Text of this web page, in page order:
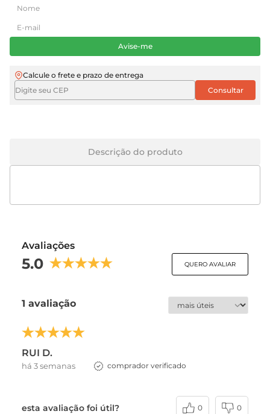
Avise-me
Calcule o frete e prazo de entrega
Descrição do produto
Avaliações
5.0 QUERO AVALIAR
1 avaliação
RUI D.
há 3 semanas comprador verificado
esta avaliação foi útil? 0 0